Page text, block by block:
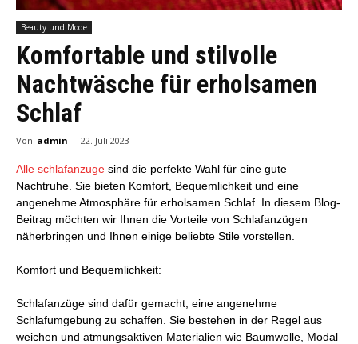
Beauty und Mode
Komfortable und stilvolle
Nachtwäsche für erholsamen
Schlaf
Von admin - 22. Juli 2023
Alle schlafanzuge sind die perfekte Wahl für eine gute
Nachtruhe. Sie bieten Komfort, Bequemlichkeit und eine
angenehme Atmosphäre für erholsamen Schlaf. In diesem Blog-
Beitrag möchten wir Ihnen die Vorteile von Schlafanzügen
näherbringen und Ihnen einige beliebte Stile vorstellen.
Komfort und Bequemlichkeit:
Schlafanzüge sind dafür gemacht, eine angenehme
Schlafumgebung zu schaffen. Sie bestehen in der Regel aus
weichen und atmungsaktiven Materialien wie Baumwolle, Modal